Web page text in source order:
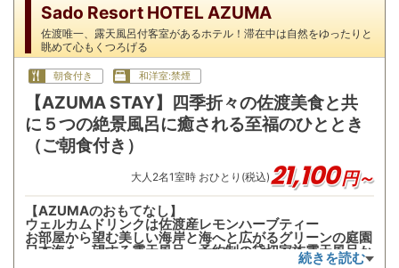
Sado Resort HOTEL AZUMA
佐渡唯一、露天風呂付客室があるホテル！滞在中は自然をゆったりと
眺めて心もくつろげる
朝食付き 和洋室:禁煙
【AZUMA STAY】四季折々の佐渡美食と共
に５つの絶景風呂に癒される至福のひととき
（ご朝食付き）
大人 2名1室時 おひとり(税込)21,100円～
【AZUMAのおもてなし】
ウェルカムドリンクは佐渡産レモンハーブティー
お部屋から望む美しい海岸と海へと広がるグリーンの庭園
日本海を一望する露天風呂、予約制の貸切家族露天風呂か
続きを読む